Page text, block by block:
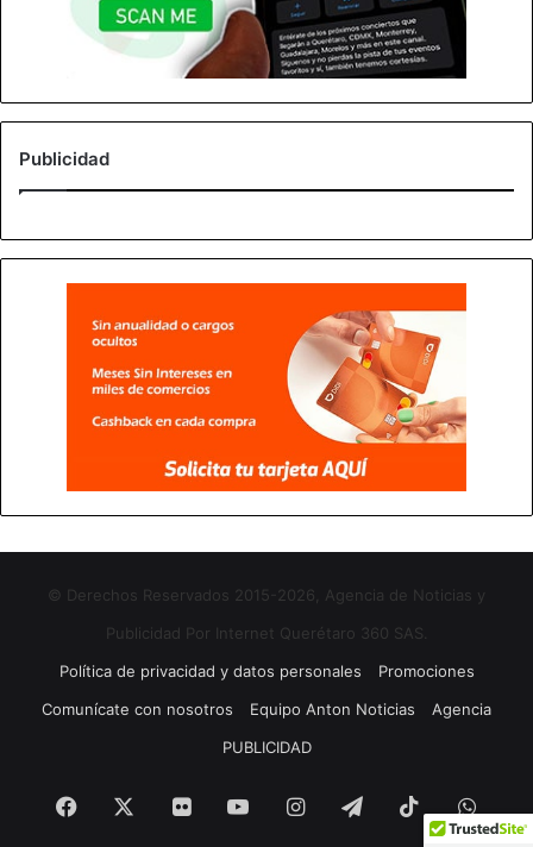
Publicidad
© Derechos Reservados 2015-2026, Agencia de Noticias y
Publicidad Por Internet Querétaro 360 SAS.
Política de privacidad y datos personales
Promociones
Comunícate con nosotros
Equipo Anton Noticias
Agencia
PUBLICIDAD
Facebook Flickr YouTubeInstagramTelegramTikTok